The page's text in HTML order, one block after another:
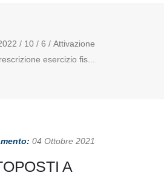
/ 10 / 6 / Attivazione
esercizio fis...
04 Ottobre 2021
A